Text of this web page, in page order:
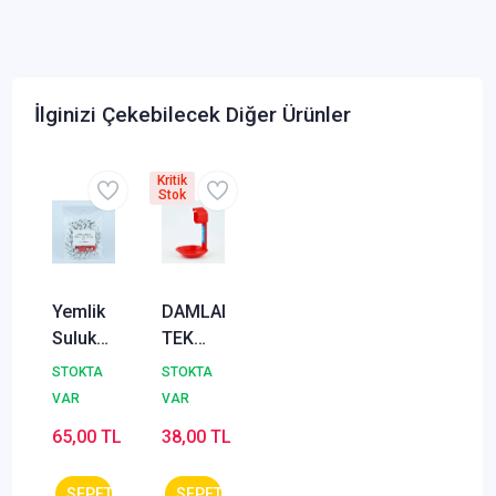
İlginizi Çekebilecek Diğer Ürünler
Yemlik
Suluk
Askı İpi
Yükseklik
STOKTA
VAR
65,00 TL
DAMLALIKLI
TEK
ASKILI
ÇANAK
STOKTA
VAR
38,00 TL
Kritik
Stok